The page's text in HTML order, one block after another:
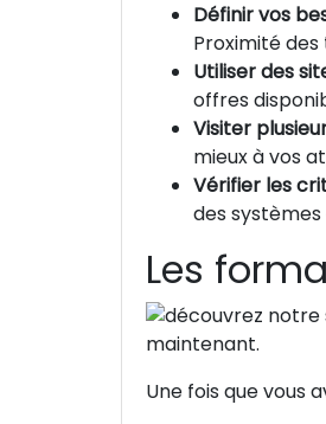
Définir vos
Proximité
Utiliser des
offres
Visiter
mieux à vos
Vérifier les
des
Les
Une fois que vous